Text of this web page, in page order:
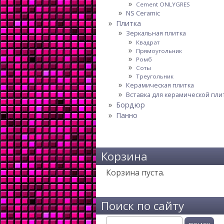
Cement ONLYGRES
NS Ceramic
Плитка
Зеркальная плитка
Квадрат
Прямоугольник
Ромб
Соты
Треугольник
Керамическая плитка
Вставка для керамической
Бордюр
Панно
Корзина
Корзина пуста.
Поиск по сайту